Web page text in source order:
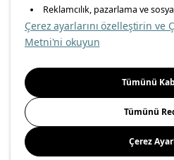
Energy Policy Information Security
Food Safety Policy
Important Notice Privacy Agreement
Cookie Policy
© Inter IKEA Systems B.V 1999-
location for your orders from
Select a city first
Please select
Save
Reklamcılık, pazarlama ve
Çerez ayarlarını özelleştirin ve
Metni'ni okuyun
Tümünü
Tümünü
Çerez